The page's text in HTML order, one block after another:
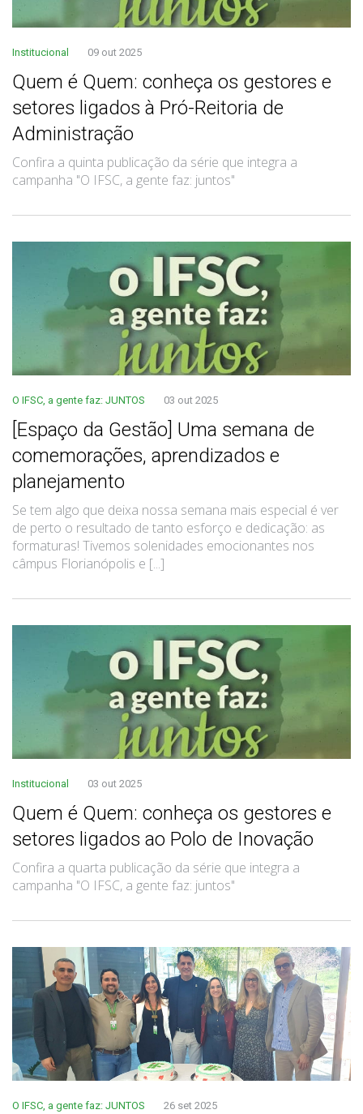
Institucional 09 out 2025
Quem é Quem: conheça os gestores e
setores ligados à Pró-Reitoria de
Administração
Confira a quinta publicação da série que integra a
campanha "O IFSC, a gente faz: juntos"
O IFSC, a gente faz: JUNTOS 03 out 2025
[Espaço da Gestão] Uma semana de
comemorações, aprendizados e
planejamento
Se tem algo que deixa nossa semana mais especial é ver
de perto o resultado de tanto esforço e dedicação: as
formaturas! Tivemos solenidades emocionantes nos
câmpus Florianópolis e [...]
Institucional 03 out 2025
Quem é Quem: conheça os gestores e
setores ligados ao Polo de Inovação
Confira a quarta publicação da série que integra a
campanha "O IFSC, a gente faz: juntos"
O IFSC, a gente faz: JUNTOS 26 set 2025